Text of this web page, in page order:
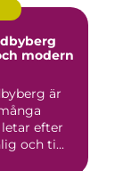
modern
är
efter
och ti...